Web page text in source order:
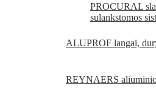
PROCURAL
sulankstomos
ALUPROF langai,
REYNAERS